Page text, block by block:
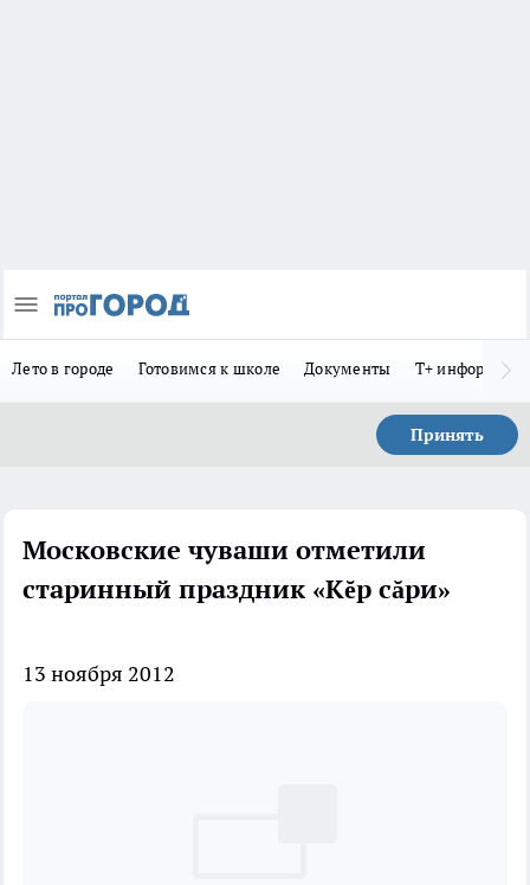
Лето в городе Готовимся к школе Документы Т+
Принять
Московские чуваши отметили
старинный праздник «Кĕр сăри»
13 ноября 2012